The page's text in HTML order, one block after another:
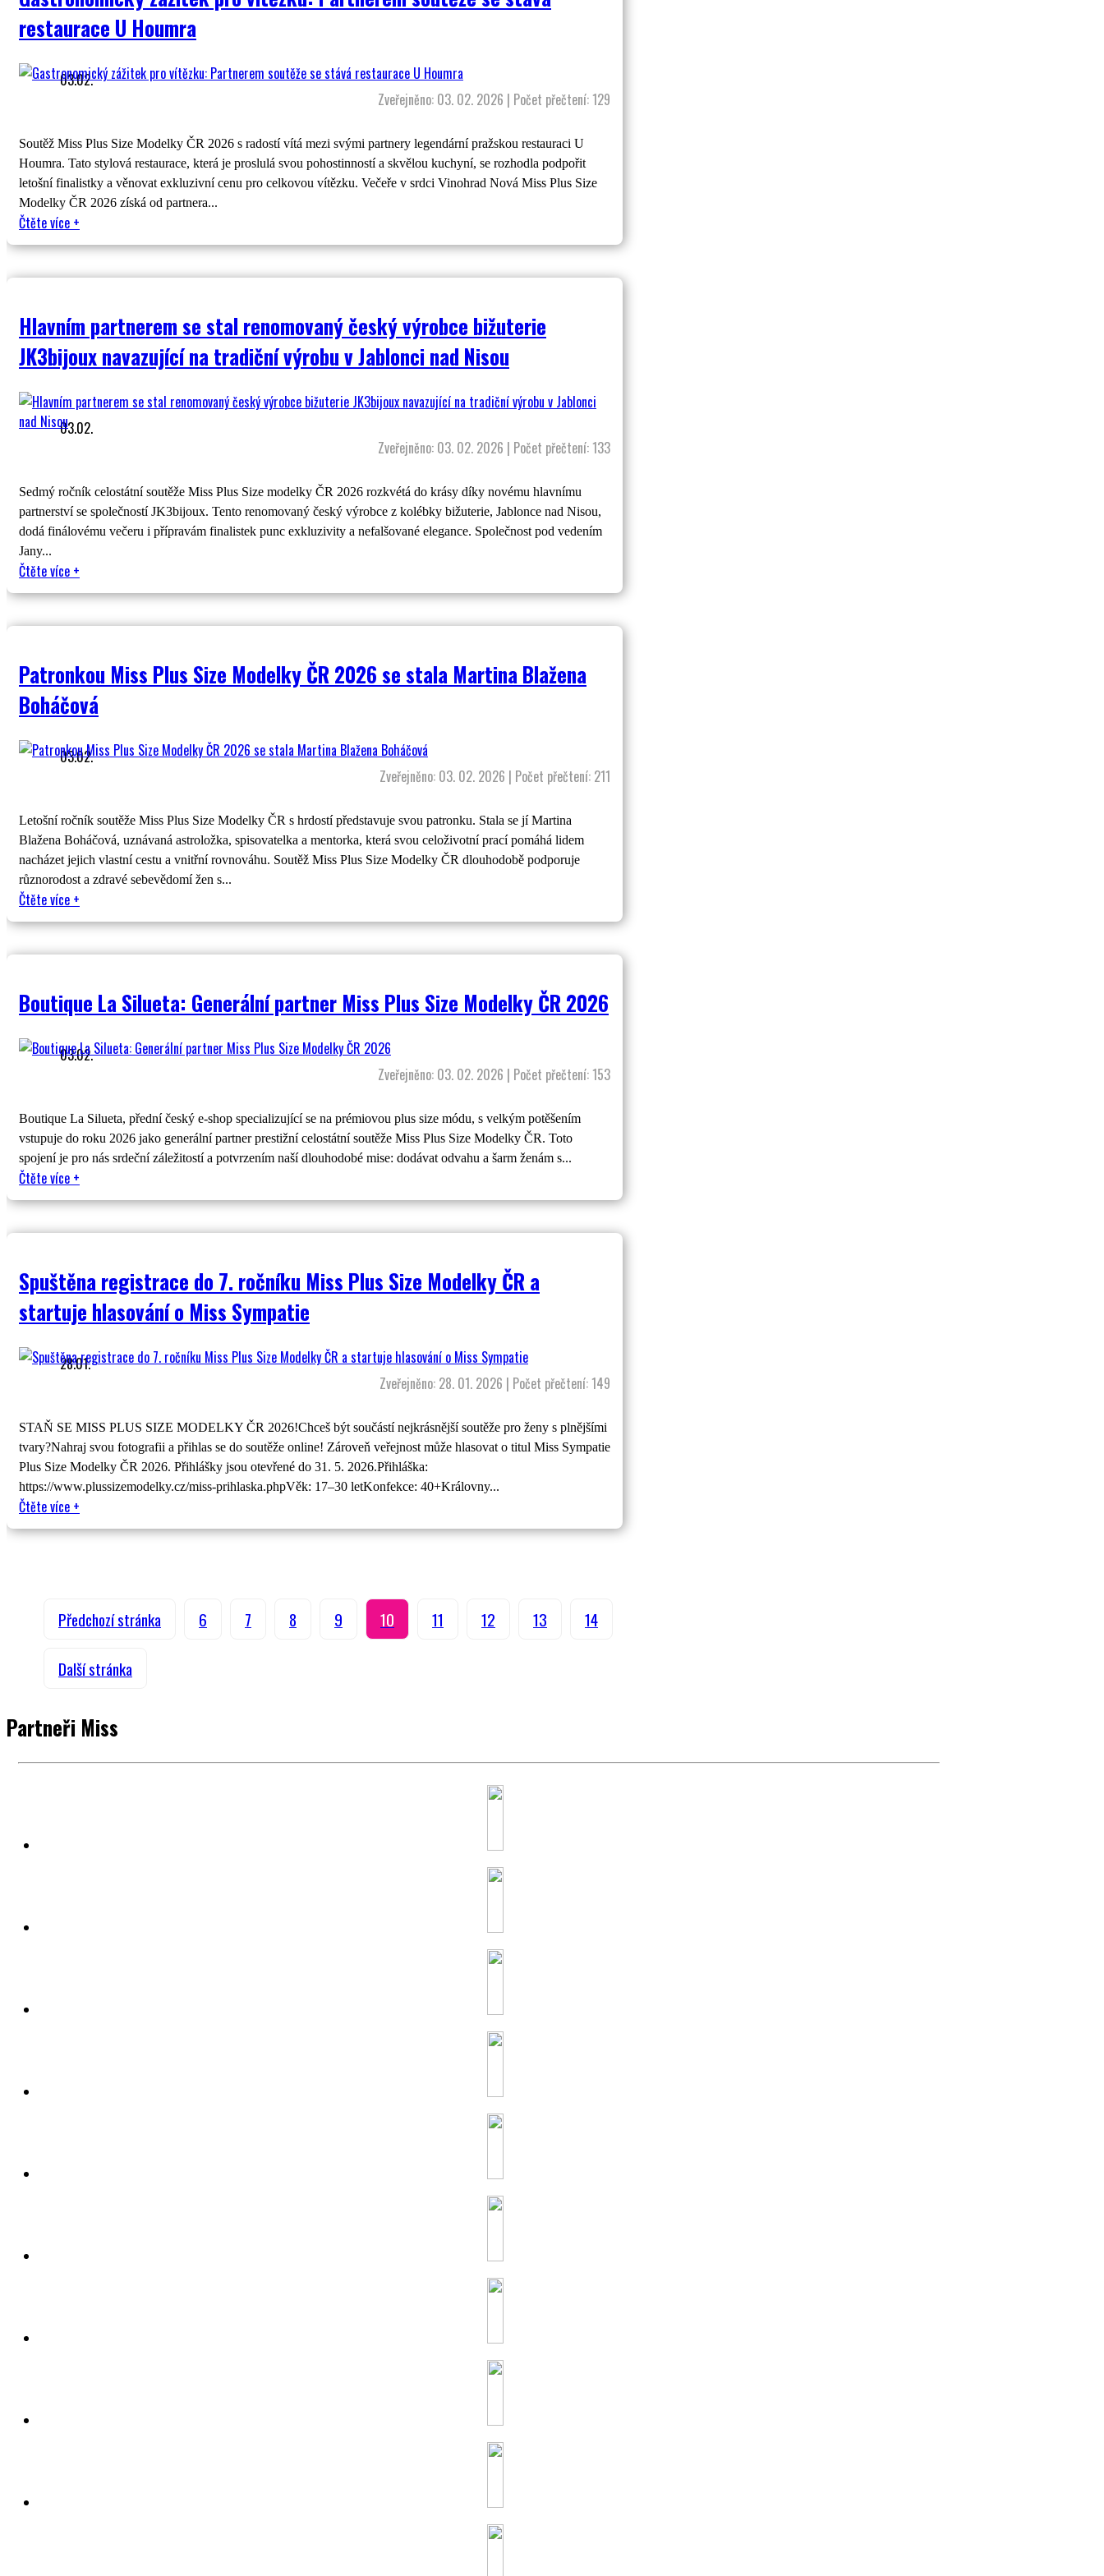
restaurace U Houmra
03.02.
Zveřejněno: 03. 02. 2026 | Počet přečtení: 129
Soutěž Miss Plus Size Modelky ČR 2026 s radostí vítá mezi svými partnery legendární pražskou restauraci U
Houmra. Tato stylová restaurace, která je proslulá svou pohostinností a skvělou kuchyní, se rozhodla podpořit
letošní finalistky a věnovat exkluzivní cenu pro celkovou vítězku. Večeře v srdci Vinohrad Nová Miss Plus Size
Modelky ČR 2026 získá od partnera...
Čtěte více +
Hlavním partnerem se stal renomovaný český výrobce bižuterie
JK3bijoux navazující na tradiční výrobu v Jablonci nad Nisou
03.02.
Zveřejněno: 03. 02. 2026 | Počet přečtení: 133
Sedmý ročník celostátní soutěže Miss Plus Size modelky ČR 2026 rozkvétá do krásy díky novému hlavnímu
partnerství se společností JK3bijoux. Tento renomovaný český výrobce z kolébky bižuterie, Jablonce nad Nisou,
dodá finálovému večeru i přípravám finalistek punc exkluzivity a nefalšované elegance. Společnost pod vedením
Jany...
Čtěte více +
Patronkou Miss Plus Size Modelky ČR 2026 se stala Martina Blažena
Boháčová
03.02.
Zveřejněno: 03. 02. 2026 | Počet přečtení: 211
Letošní ročník soutěže Miss Plus Size Modelky ČR s hrdostí představuje svou patronku. Stala se jí Martina
Blažena Boháčová, uznávaná astroložka, spisovatelka a mentorka, která svou celoživotní prací pomáhá lidem
nacházet jejich vlastní cestu a vnitřní rovnováhu. Soutěž Miss Plus Size Modelky ČR dlouhodobě podporuje
různorodost a zdravé sebevědomí žen s...
Čtěte více +
Boutique La Silueta: Generální partner Miss Plus Size Modelky ČR 2026
03.02.
Zveřejněno: 03. 02. 2026 | Počet přečtení: 153
Boutique La Silueta, přední český e-shop specializující se na prémiovou plus size módu, s velkým potěšením
vstupuje do roku 2026 jako generální partner prestižní celostátní soutěže Miss Plus Size Modelky ČR. Toto
spojení je pro nás srdeční záležitostí a potvrzením naší dlouhodobé mise: dodávat odvahu a šarm ženám s...
Čtěte více +
Spuštěna registrace do 7. ročníku Miss Plus Size Modelky ČR a
startuje hlasování o Miss Sympatie
28.01.
Zveřejněno: 28. 01. 2026 | Počet přečtení: 149
STAŇ SE MISS PLUS SIZE MODELKY ČR 2026!Chceš být součástí nejkrásnější soutěže pro ženy s plnějšími
tvary?Nahraj svou fotografii a přihlas se do soutěže online! Zároveň veřejnost může hlasovat o titul Miss Sympatie
Plus Size Modelky ČR 2026. Přihlášky jsou otevřené do 31. 5. 2026.Přihláška:
https://www.plussizemodelky.cz/miss-prihlaska.phpVěk: 17–30 letKonfekce: 40+Královny...
Čtěte více +
Předchozí stránka 6 7 8 9 10 11 12 13 14
Další stránka
Partneři Miss